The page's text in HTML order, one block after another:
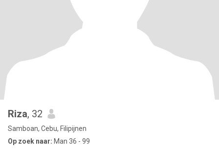
Riza, 32
Samboan, Cebu, Filipijnen
Op zoek naar: Man 36 - 99